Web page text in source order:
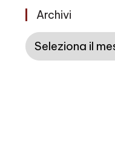
Archivi
Archivi